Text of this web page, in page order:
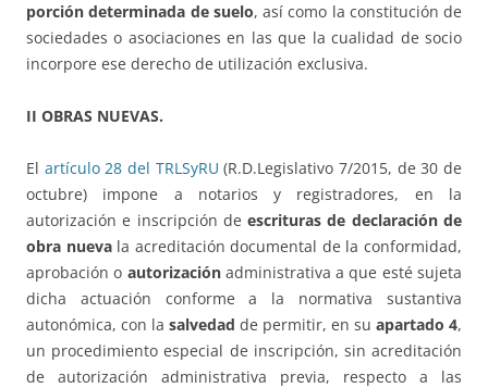
porción determinada de suelo, así como la constitución de
sociedades o asociaciones en las que la cualidad de socio
incorpore ese derecho de utilización exclusiva.
II OBRAS NUEVAS.
El artículo 28 del TRLSyRU (R.D.Legislativo 7/2015, de 30 de
octubre) impone a notarios y registradores, en la
autorización e inscripción deescrituras de declaración de
obra nuevala acreditación documental de la conformidad,
aprobación o autorizaciónadministrativa a que esté sujeta
dicha actuación conforme a la normativa sustantiva
autonómica, con la salvedad de permitir, en su apartado 4,
un procedimiento especial de inscripción, sin acreditación
de autorización administrativa previa, respecto a las